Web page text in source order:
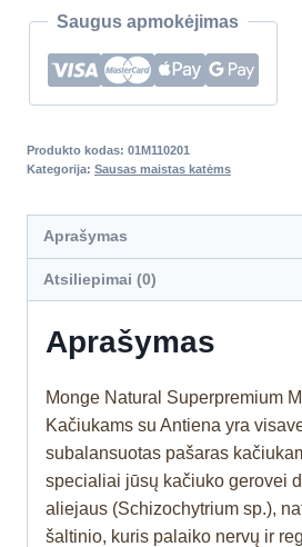
Saugus apmokėjimas
Produkto kodas: 01M110201
Kategorija: Sausas maistas katėms
Aprašymas
Atsiliepimai (0)
Aprašymas
Monge Natural Superpremium
Kačiukams su Antiena yra
subalansuotas pašaras
specialiai jūsų kačiuko gerovei
aliejaus (Schizochytrium sp.),
šaltinio, kuris palaiko nervų ir